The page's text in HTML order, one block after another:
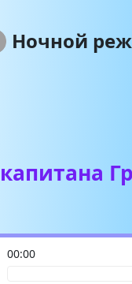
Ночной
00:00